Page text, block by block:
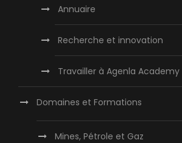
Annuaire
Recherche et innovation
Travailler à Agenla Academy
Domaines et Formations
Mines, Pétrole et Gaz